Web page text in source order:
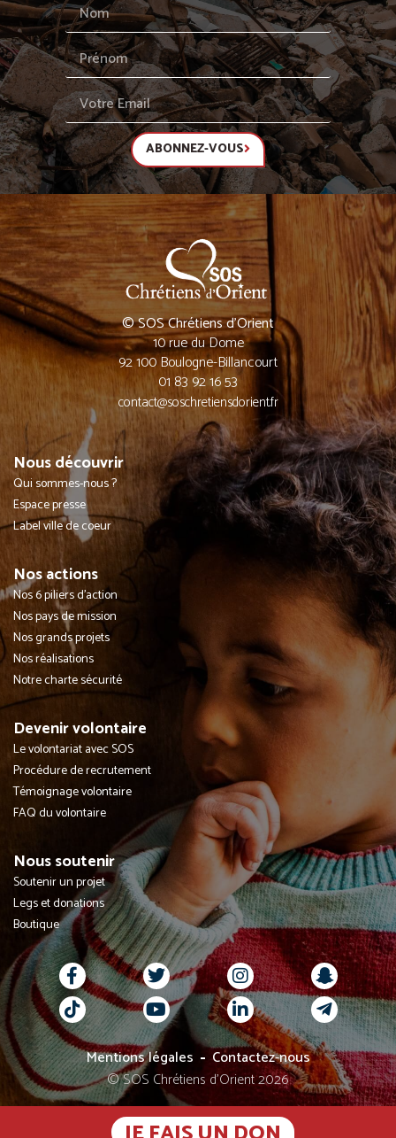
ABONNEZ-VOUS
© SOS Chrétiens d’Orient
10 rue du Dome
92 100 Boulogne-Billancourt
01 83 92 16 53
contact@soschretiensdorient.fr
Nous découvrir
Qui sommes-nous ?
Espace presse
Label ville de coeur
Nos actions
Nos 6 piliers d'action
Nos pays de mission
Nos grands projets
Nos réalisations
Notre charte sécurité
Devenir volontaire
Le volontariat avec SOS
Procédure de recrutement
Témoignage volontaire
FAQ du volontaire
Nous soutenir
Soutenir un projet
Legs et donations
Boutique
Mentions légales
Contactez-nous
© SOS Chrétiens d’Orient 2026